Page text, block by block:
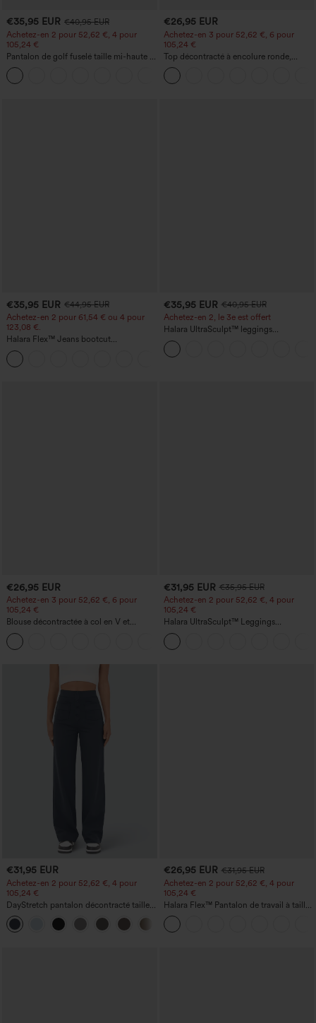
€35,95 EUR €40,95 EUR
Achetez-en 2 pour 52,62 €, 4 pour
105,24 €
Pantalon de golf fuselé taille mi-haute à
cordon, ourlet incurvé, séchage rapide,
avec poches — UPF40+
€26,95 EUR
Achetez-en 3 pour 52,62 €, 6 pour
105,24 €
Top décontracté à encolure ronde,
manches chauve-souris et coupe ample
€35,95 EUR €44,95 EUR
Achetez-en 2 pour 61,54 € ou 4 pour
123,08 €.
Halara Flex™ Jeans bootcut
décontractés taille haute, effet délavé,
avec poches
€35,95 EUR €40,95 EUR
Achetez-en 2, le 3e est offert
Halara UltraSculpt™ leggings
d'entraînement taille haute — fronces
liftantes pour le fessier, maintien gainant
du ventre et poche
€26,95 EUR
Achetez-en 3 pour 52,62 €, 6 pour
105,24 €
Blouse décontractée à col en V et
manches courtes bouffantes
€31,95 EUR €35,95 EUR
Achetez-en 2 pour 52,62 €, 4 pour
105,24 €
Halara UltraSculpt™ Leggings
d'entraînement sculptants taille haute,
effet ventre plat, avec poche
€31,95 EUR
Achetez-en 2 pour 52,62 €, 4 pour
105,24 €
DayStretch pantalon décontracté taille
haute avec poches et coupe droite
€26,95 EUR €31,95 EUR
Achetez-en 2 pour 52,62 €, 4 pour
105,24 €
Halara Flex™ Pantalon de travail à taille
haute, jambe large, avec poches, en
maille gaufrée